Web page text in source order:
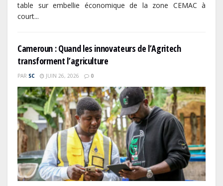
table sur embellie économique de la zone CEMAC à
court...
Cameroun : Quand les innovateurs de l’Agritech
transforment l’agriculture
PAR SC JUIN 26, 2026 0